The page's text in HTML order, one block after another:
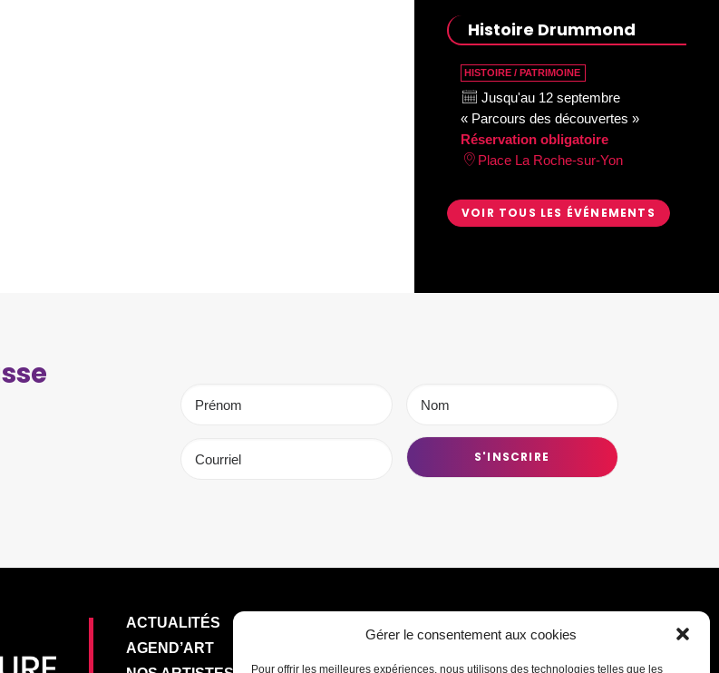
Gérer le consentement aux cookies
Pour offrir les meilleures expériences, nous utilisons des technologies telles que les
Histoire Drummond
HISTOIRE / PATRIMOINE
Jusqu'au 12 septembre
« Parcours des découvertes »
Réservation obligatoire
Place La Roche-sur-Yon
VOIR TOUS LES ÉVÉNEMENTS
ACTUALITÉS
AGEND’ART